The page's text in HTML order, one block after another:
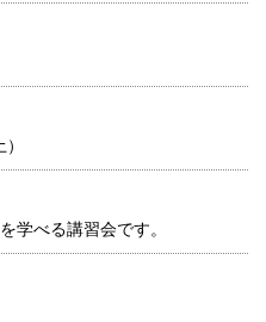
学べる講習会です。